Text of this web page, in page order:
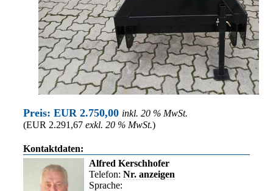
Preis: EUR 2.750,00 inkl. 20 % MwSt.
(EUR 2.291,67 exkl. 20 % MwSt.)
Kontaktdaten:
Alfred Kerschhofer
Telefon: Nr. anzeigen
Sprache: